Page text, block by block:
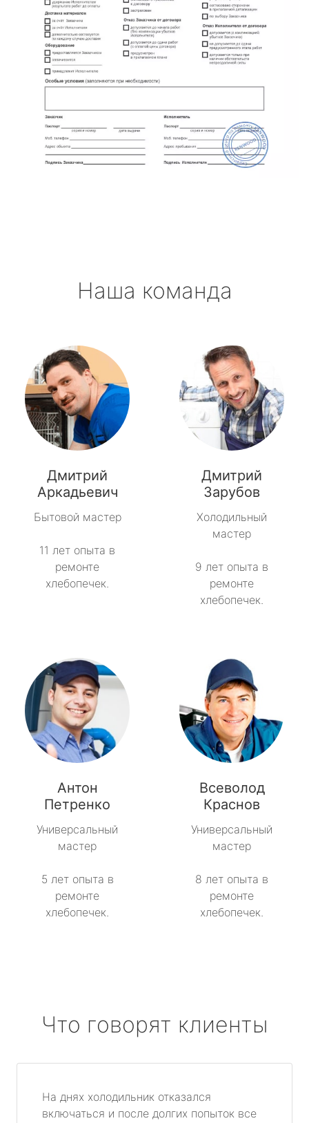
Наша команда
Дмитрий
Аркадьевич
Бытовой мастер
11 лет опыта в
ремонте
хлебопечек.
Дмитрий
Зарубов
Холодильный
мастер
9 лет опыта в
ремонте
хлебопечек.
Антон
Петренко
Универсальный
мастер
5 лет опыта в
ремонте
хлебопечек.
Всеволод
Краснов
Универсальный
мастер
8 лет опыта в
ремонте
хлебопечек.
Что говорят клиенты
На днях холодильник отказался
включаться и после долгих попыток все